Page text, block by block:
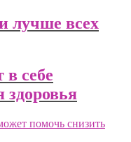
лучше всех
в себе
здоровья
помочь снизить